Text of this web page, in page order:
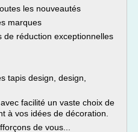
les nouveautés
marques
de réduction exceptionnelles
tapis design, design,
facilité un vaste choix de
à vos idées de décoration.
de vous...